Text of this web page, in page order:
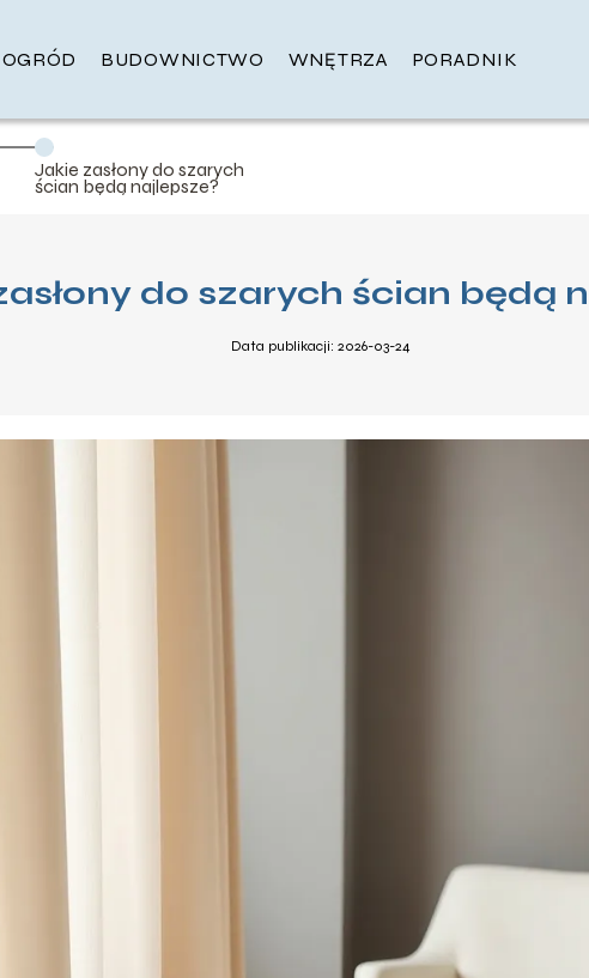
BUDOWNICTWO WNĘTRZA PORADNIK
Jakie zasłony do szarych
ścian będą najlepsze?
do szarych ścian będą
Data publikacji: 2026-03-24